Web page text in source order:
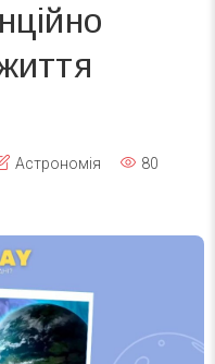
Астрономія 80